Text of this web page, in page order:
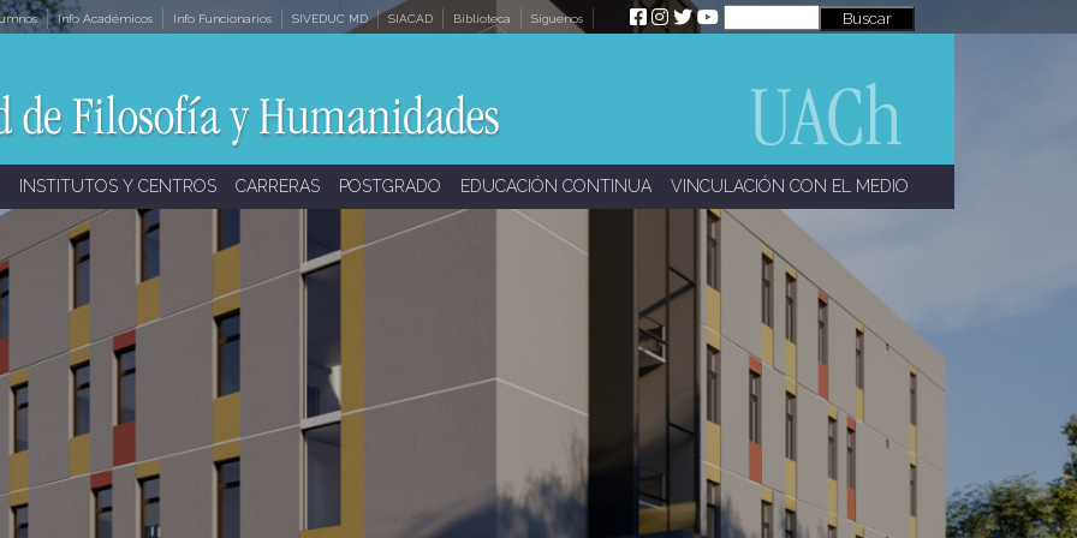
Info Académicos Info Funcionarios SIVEDUC MD SIACAD Biblioteca Síguenos
INSTITUTOS Y CENTROS CARRERAS POSTGRADO EDUCACIÓN CONTINUA VINCULACIÓN CON EL MEDIO